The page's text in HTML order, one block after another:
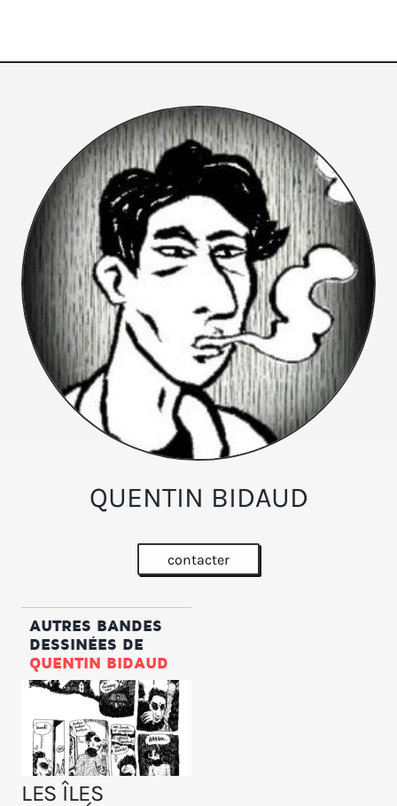
QUENTIN BIDAUD
contacter
AUTRES BANDES
DESSINÉES DE
QUENTIN BIDAUD
LES ÎLES